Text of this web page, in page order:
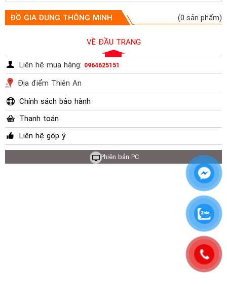
ĐỒ GIA DỤNG THÔNG MINH (0 sản phẩm)
VỀ ĐẦU TRANG
Liên hệ mua hàng: 0964625151
Địa điểm Thiên An
Chính sách bảo hành
Thanh toán
Liên hệ góp ý
Phiên bản PC